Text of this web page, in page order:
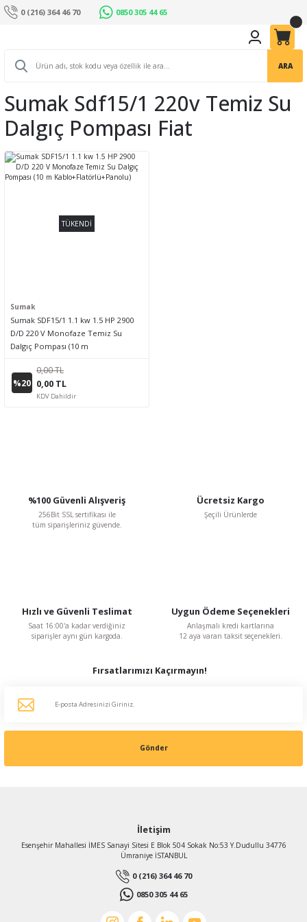
0 (216) 364 46 70 0850 305 44 65
ARA
Sumak Sdf15/1 220v Temiz Su
Dalgıç Pompası Fiat
TÜKENDİ
Sumak
Sumak SDF15/1 1.1 kw 1.5 HP 2900
D/D 220 V Monofaze Temiz Su
Dalgıç Pompası (10 m
%20
0,00 TL
0,00 TL
KDV Dahildir
%100 Güvenli Alışveriş
256Bit SSL sertifikası ile
tüm siparişleriniz güvende.
Ücretsiz Kargo
Şeçili Ürünlerde
Hızlı ve Güvenli Teslimat
Saat 16:00'a kadar verdiğiniz
siparişler aynı gün kargoda.
Uygun Ödeme Seçenekleri
Anlaşmalı kredi kartlarına
12 aya varan taksit seçenekleri.
Fırsatlarımızı Kaçırmayın!
Gönder
İletişim
Esenşehir Mahallesi İMES Sanayi Sitesi E Blok 504 Sokak No:53 Y.Dudullu 34776
Ümraniye İSTANBUL
0 (216) 364 46 70
0850 305 44 65